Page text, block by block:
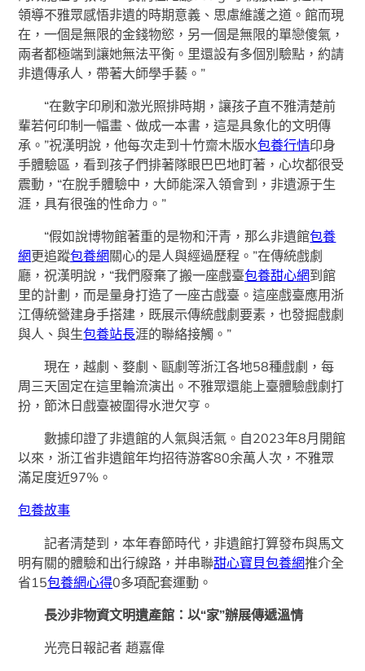
領導不雅眾感悟非遺的時期意義、思慮維護之道。館而現
在，一個是無限的金錢物慾，另一個是無限的單戀傻氣，
兩者都極端到讓她無法平衡。里還設有多個別驗點，約請
非遺傳承人，帶著大師學手藝。”
“在數字印刷和激光照排時期，讓孩子直不雅清楚前
輩若何印制一幅畫、做成一本書，這是具象化的文明傳
承。”祝漢明說，他每次走到十竹齋木版水包養行情印身
手體驗區，看到孩子們排著隊眼巴巴地盯著，心坎都很受
震動，“在脫手體驗中，大師能深入領會到，非遺源于生
涯，具有很強的性命力。”
“假如說博物館著重的是物和汗青，那么非遺館包養
網更追蹤包養網關心的是人與經過歷程。”在傳統戲劇
廳，祝漢明說，“我們廢棄了搬一座戲臺包養甜心網到館
里的計劃，而是量身打造了一座古戲臺。這座戲臺應用浙
江傳統營建身手搭建，既展示傳統戲劇要素，也發掘戲劇
與人、與生包養站長涯的聯絡接觸。”
現在，越劇、婺劇、甌劇等浙江各地58種戲劇，每
周三天固定在這里輪流演出。不雅眾還能上臺體驗戲劇打
扮，節沐日戲臺被圍得水泄欠亨。
數據印證了非遺館的人氣與活氣。自2023年8月開館
以來，浙江省非遺館年均招待游客80余萬人次，不雅眾
滿足度近97%。
包養故事
記者清楚到，本年春節時代，非遺館打算發布與馬文
明有關的體驗和出行線路，并串聯甜心寶貝包養網推介全
省15包養網心得0多項配套運動。
長沙非物資文明遺產館：以“家”辦展傳遞溫情
光亮日報記者 趙嘉偉